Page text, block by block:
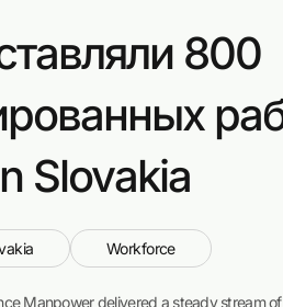
800
Slovakia
Workforce
Manpower delivered a steady stream